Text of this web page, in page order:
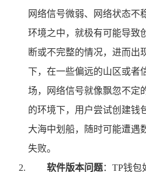
网络信号微弱、网络状态不
环境之中，就极有可能导致
断或不完整的情况，进而出
下，在一些偏远的山区或者
场，网络信号就像飘忽不定
的环境下，用户尝试创建钱
大海中划船，随时可能遭遇
失败。
软件版本问题：TP钱